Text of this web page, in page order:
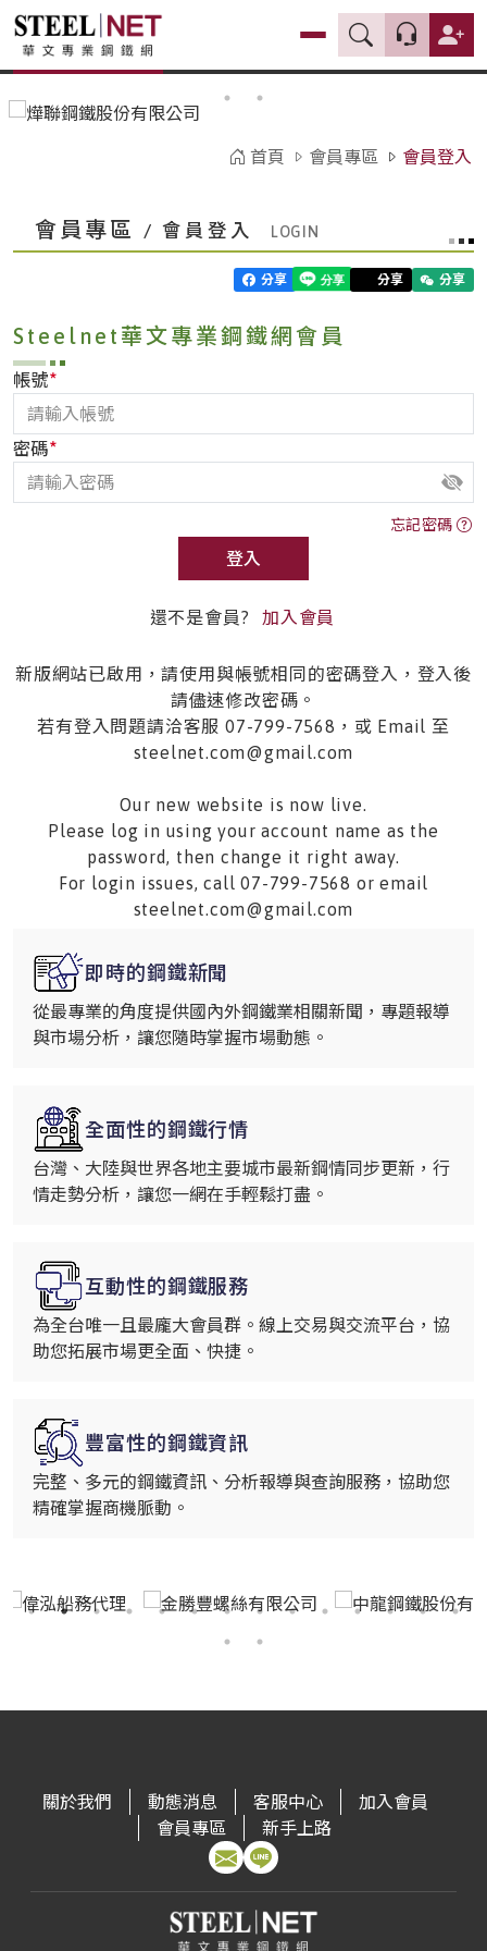
首頁 會員專區 會員登入
會員專區 / 會員登入
分享 分享 分享
Steelnet華文專業鋼鐵網會員
帳號*
密碼*
忘記密碼
登入
還不是會員? 加入會員
新版網站已啟用，請使用與帳號相同的密碼登入，登入後
請儘速修改密碼。
若有登入問題請洽客服 07-799-7568，或 Email 至
steelnet.com@gmail.com
Our new website is now live.
Please log in using your account name as the
password, then change it right away.
For login issues, call 07-799-7568 or email
steelnet.com@gmail.com
即時的鋼鐵新聞
從最專業的角度提供國內外鋼鐵業相關新聞，專題報導
與市場分析，讓您隨時掌握市場動態。
全面性的鋼鐵行情
台灣、大陸與世界各地主要城市最新鋼情同步更新，行
情走勢分析，讓您一網在手輕鬆打盡。
互動性的鋼鐵服務
為全台唯一且最龐大會員群。線上交易與交流平台，協
助您拓展市場更全面、快捷。
豐富性的鋼鐵資訊
完整、多元的鋼鐵資訊、分析報導與查詢服務，協助您
精確掌握商機脈動。
關於我們 動態消息 客服中心
加入會員
會員專區
新手上路